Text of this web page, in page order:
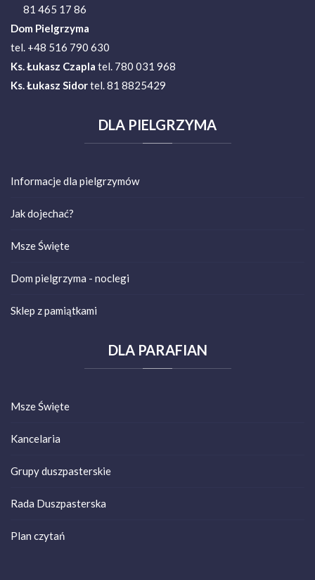
81 465 17 86
Dom Pielgrzyma
tel. +48 516 790 630
Ks.Łukasz Czapla tel. 780 031 968
Ks. Łukasz Sidortel. 81 8825429
DLA PIELGRZYMA
Informacje dla pielgrzymów
Jak dojechać?
Msze Święte
Dom pielgrzyma - noclegi
Sklep z pamiątkami
DLAPARAFIAN
Msze Święte
Kancelaria
Grupy duszpasterskie
Rada Duszpasterska
Plan czytań